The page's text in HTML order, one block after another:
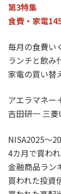
第3特集
食費・家電
毎月の食費い
ランチと飲み
家電の買い替
アエラマネー
吉田研一 三
NISA2025～
4カ月で買わ
金融商品ラン
買われた投資